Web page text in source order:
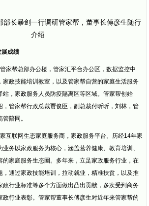
部长暴剑一行调研管家帮，董事长傅彦生随行
介绍
成绩
帮总部办公楼，管家汇平台办公区，数据监控中
家政技能培训教室，以及管家帮自营的家庭生活服务
站，家政服务人员防疫隔离区等区域。管家帮创始
，管家帮行政总裁贾俊臣，副总裁付昕昕，刘林，管
陪同。
联网生态家庭服务商，家政服务平台。历经14年家
务以家政服务为核心，涵盖营养健康、教育培训、
的家庭服务生态圈。多年来，立足家政服务行业，在
，通过家政技能培训，拉动就业，精准扶贫，以及推
政行业标准等多个方面做出凸出贡献，多次受到商务
政行业表彰。管家帮董事长傅彦生对近年来管家帮的